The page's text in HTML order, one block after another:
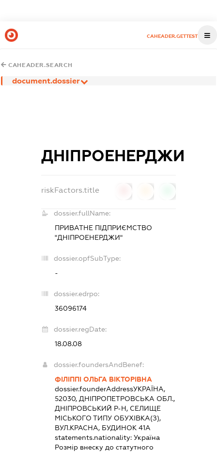
CAHEADER.GETTEST
CAHEADER.SEARCH
document.dossier
ДНІПРОЕНЕРДЖИ
riskFactors.title
dossier.fullName:
ПРИВАТНЕ ПІДПРИЄМСТВО
"ДНІПРОЕНЕРДЖИ"
dossier.opfSubType:
-
dossier.edrpo:
36096174
dossier.regDate:
18.08.08
dossier.foundersAndBenef:
ФІЛІППІ ОЛЬГА ВІКТОРІВНА
dossier.founderAddressУКРАЇНА,
52030, ДНІПРОПЕТРОВСЬКА ОБЛ.,
ДНІПРОВСЬКИЙ Р-Н, СЕЛИЩЕ
МІСЬКОГО ТИПУ ОБУХІВКА(З),
ВУЛ.КРАСНА, БУДИНОК 41А
statements.nationality:Україна
Розмір внеску до статутного